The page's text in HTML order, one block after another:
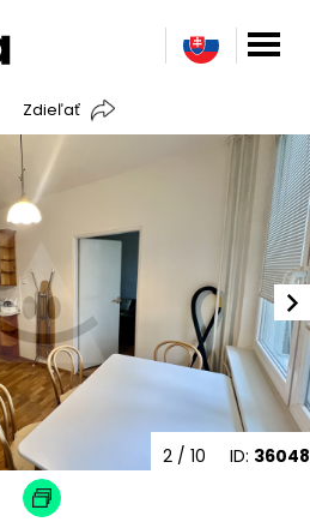
Zdieľať
ID: 36048
2 / 10